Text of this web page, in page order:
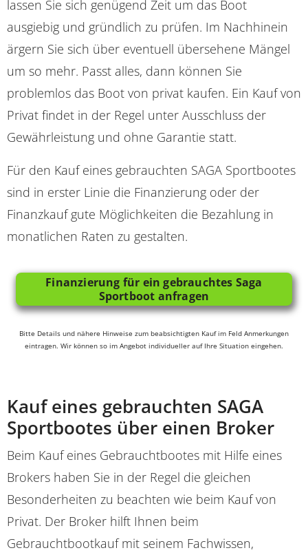
lassen Sie sich genügend Zeit um das Boot
ausgiebig und gründlich zu prüfen. Im Nachhinein
ärgern Sie sich über eventuell übersehene Mängel
um so mehr. Passt alles, dann können Sie
problemlos das Boot von privat kaufen. Ein Kauf von
Privat findet in der Regel unter Ausschluss der
Gewährleistung und ohne Garantie statt.
Für den Kauf eines gebrauchten SAGA Sportbootes
sind in erster Linie die Finanzierung oder der
Finanzkauf gute Möglichkeiten die Bezahlung in
monatlichen Raten zu gestalten.
Finanzierung für ein gebrauchtes Saga
Sportboot anfragen
Bitte Details und nähere Hinweise zum beabsichtigten Kauf im Feld Anmerkungen
eintragen. Wir können so im Angebot individueller auf Ihre Situation eingehen.
Kauf eines gebrauchten SAGA
Sportbootes über einen Broker
Beim Kauf eines Gebrauchtbootes mit Hilfe eines
Brokers haben Sie in der Regel die gleichen
Besonderheiten zu beachten wie beim Kauf von
Privat. Der Broker hilft Ihnen beim
Gebrauchtbootkauf mit seinem Fachwissen,